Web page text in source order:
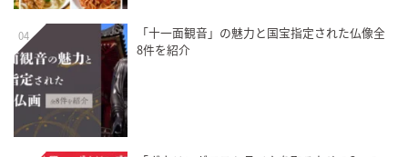
04
「十一面観音」の魅力と国宝指定された仏像全
8件を紹介